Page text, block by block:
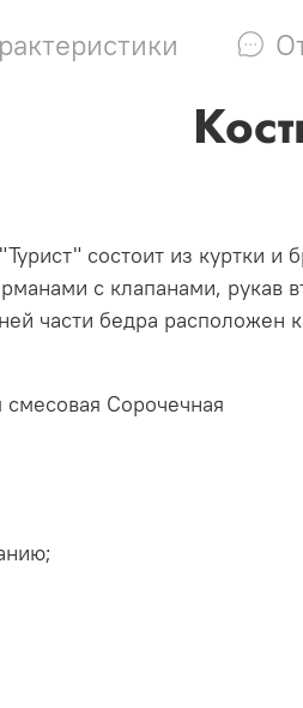
состоит из куртки
с клапанами, рукав
части бедра
смесовая Сорочечная